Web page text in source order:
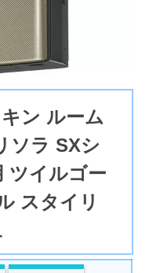
ン ルーム
ソラ SXシ
ツイルゴー
スタイリ